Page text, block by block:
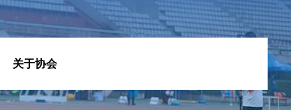
关于协会